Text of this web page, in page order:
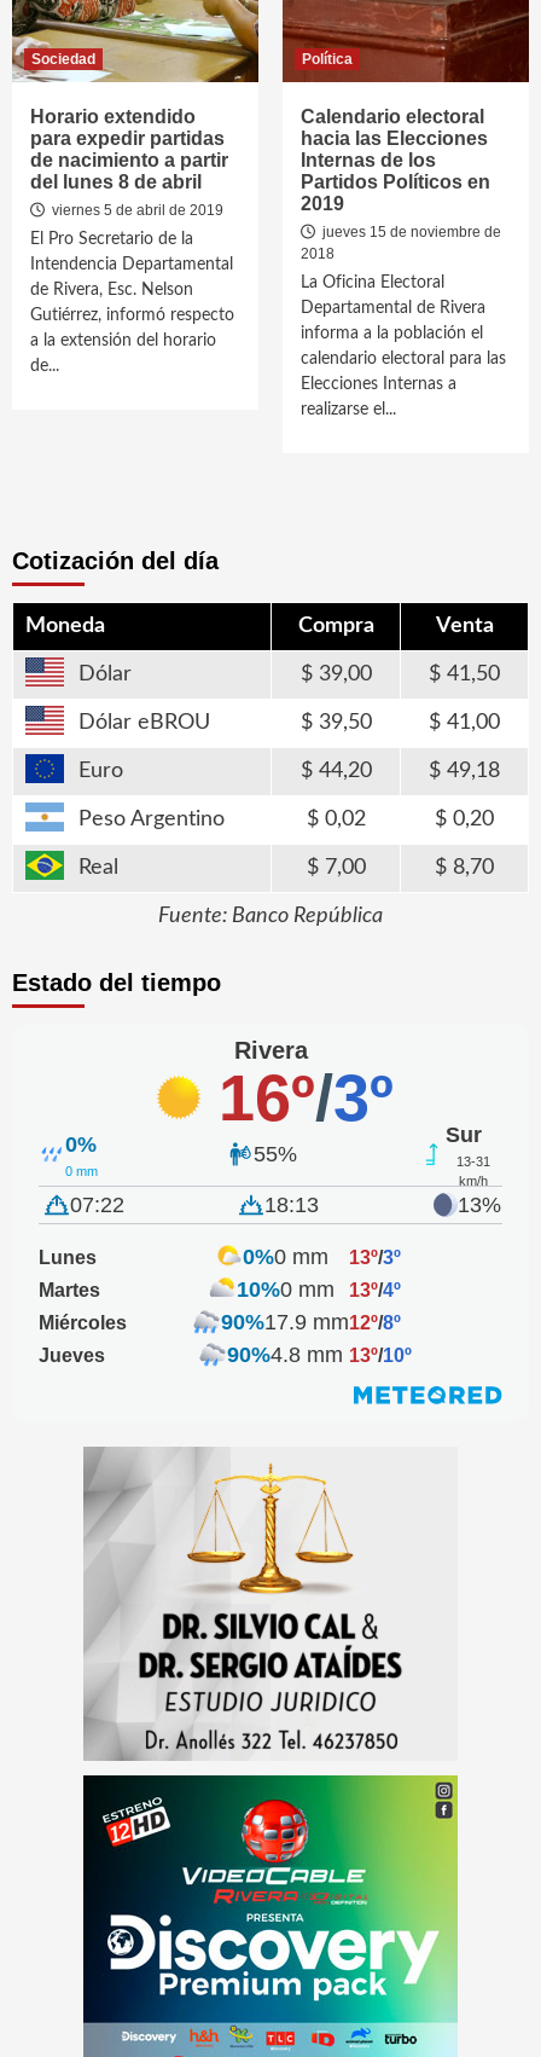
Sociedad
Horario extendido
para expedir partidas
de nacimiento a partir
del lunes 8 de abril
viernes 5 de abril de 2019
El Pro Secretario de la
Intendencia Departamental
de Rivera, Esc. Nelson
Gutiérrez, informó respecto
a la extensión del horario
de...
Política
Calendario electoral
hacia las Elecciones
Internas de los
Partidos Políticos en
2019
jueves 15 de noviembre de
2018
La Oficina Electoral
Departamental de Rivera
informa a la población el
calendario electoral para las
Elecciones Internas a
realizarse el...
Cotización del día
Moneda Compra Venta
Dólar 39,00 41,50
Dólar eBROU 39,50 41,00
Euro 44,20 49,18
Peso Argentino 0,02 0,20
Real 7,00 8,70
Fuente: Banco República
Estado del tiempo
Rivera
16º/3º
0%
0 mm
55%
Sur
13-31
km/h
07:22 18:13 13%
Lunes 0%0 mm 13º/3º
Martes
10%0 mm 13º/4º
Miércoles
90%17.9 mm12º/8º
Jueves
90%4.8 mm 13º/10º